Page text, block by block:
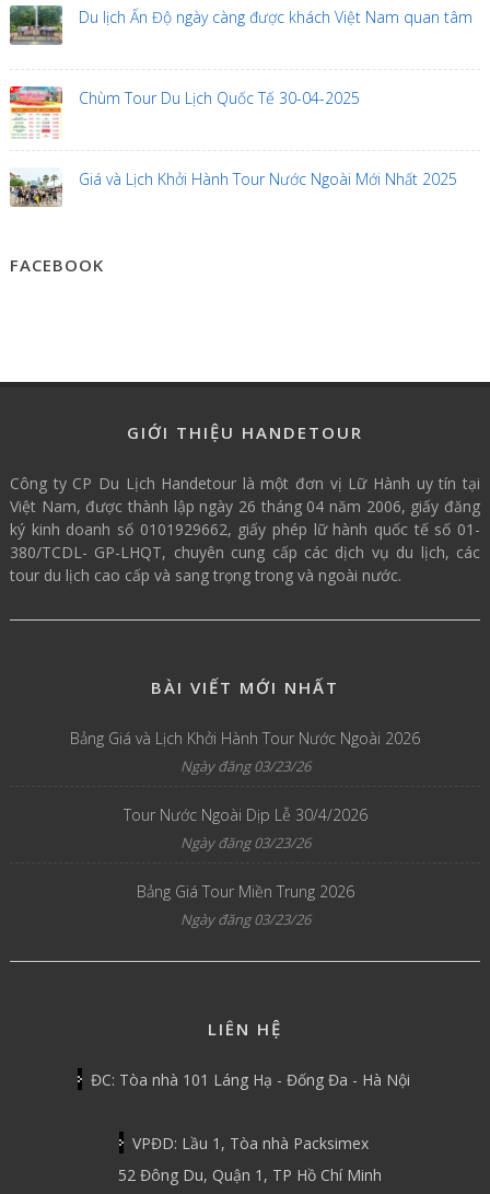
Du lịch Ấn Độ ngày càng được khách Việt Nam quan tâm
Chùm Tour Du Lịch Quốc Tế 30-04-2025
Giá và Lịch Khởi Hành Tour Nước Ngoài Mới Nhất 2025
FACEBOOK
GIỚI THIỆU HANDETOUR
Công ty CP Du Lịch Handetour là một đơn vị Lữ Hành uy tín tại
Việt Nam, được thành lập ngày 26 tháng 04 năm 2006, giấy đăng
ký kinh doanh số 0101929662, giấy phép lữ hành quốc tế số 01-
380/TCDL- GP-LHQT, chuyên cung cấp các dịch vụ du lịch, các
tour du lịch cao cấp và sang trọng trong và ngoài nước.
BÀI VIẾT MỚI NHẤT
Bảng Giá và Lịch Khởi Hành Tour Nước Ngoài 2026
Ngày đăng 03/23/26
Tour Nước Ngoài Dịp Lễ 30/4/2026
Ngày đăng 03/23/26
Bảng Giá Tour Miền Trung 2026
Ngày đăng 03/23/26
LIÊN HỆ
ĐC: Tòa nhà 101 Láng Hạ - Đống Đa - Hà Nội
VPĐD: Lầu 1, Tòa nhà Packsimex
52 Đông Du, Quận 1, TP Hồ Chí Minh